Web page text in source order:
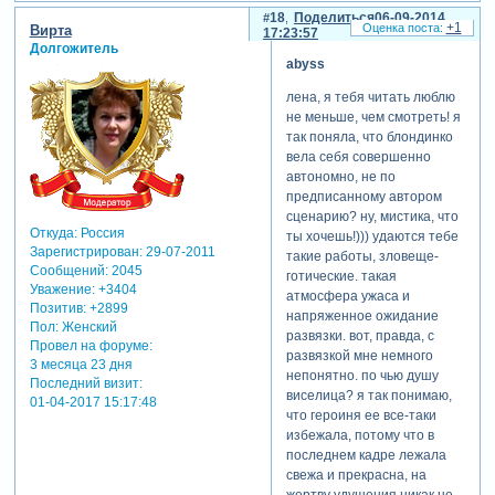
видеоматериалов для
проекта – светланке
(tanya0179
помогли мне с материалом,
ольча идейно вдохновляла
(типа, больше крови,
больше мрака, все такое),
светланка ж выступала как
технический мой
консультант в айклоне,
вобщем всем девулечкам
мерси большое от меня и
пацалумки, однозначно!
[взломанный сайт]
сложности при работе над
проектом вызывали...
футажи и гифки, чтоб им
разорваться по
отдельности и скопом!
[взломанный сайт] то
рвались облака,
заштопывала, подрезала,
сдались?)) очень приятно,
что ты так оценила мою
труд по дрессировке
аватаров не такой уж и
простой, как может
показаться) наверное,
придется в третьей части
больше разговоров мне
вводить там по сюжету...
пиро-, спецэффектов, а
мужу... фразочки коронные
винчестера, который дин,
учить (чтоб без акцента
проговаривал и бойко)
[взломанный сайт]
отредактировано abyss (06-
09-2014 16:29:04)
расплывчато-размытые
давала некоторым
масштаб меняла, в ритм с
музоном, чтобы дергались,
блестели... кричаще было
как-то, грубовато, тоже эту
мысль откинула в итоге.
отредактировано abyss (06-
09-2014 16:41:33)
Поделиться
18
06-09-2014
17:23:57
Вирта
Долгожитель
Откуда:Россия
Зарегистрирован: 29-07-2011
Сообщений:2045
Уважение: +3404
Позитив: +2899
Пол:Женский
Провел на форуме:
3 месяца 23 дня
Последний визит:
01-04-2017 15:17:48
abyss
лена, я тебя читать люблю
не меньше, чем смотреть! я
так поняла, что блондинко
вела себя совершенно
автономно, не по
предписанному автором
сценарию? ну, мистика, что
ты хочешь!))) удаются тебе
такие работы, зловеще-
готические. такая
атмосфера ужаса и
напряженное ожидание
развязки. вот, правда, с
развязкой мне немного
непонятно. по чью душу
виселица? я так понимаю,
что героиня ее все-таки
избежала, потому что в
последнем кадре лежала
свежа и прекрасна, на
+1